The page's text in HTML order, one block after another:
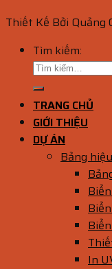
Thiết Kế Bởi Quảng
Tìm kiếm:
TRANG CHỦ
GIỚI THIỆU
DỰ ÁN
Bảng
In